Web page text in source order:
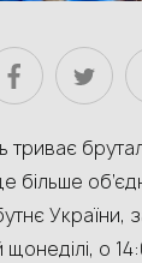
триває
більше
України,
щонеділі, о